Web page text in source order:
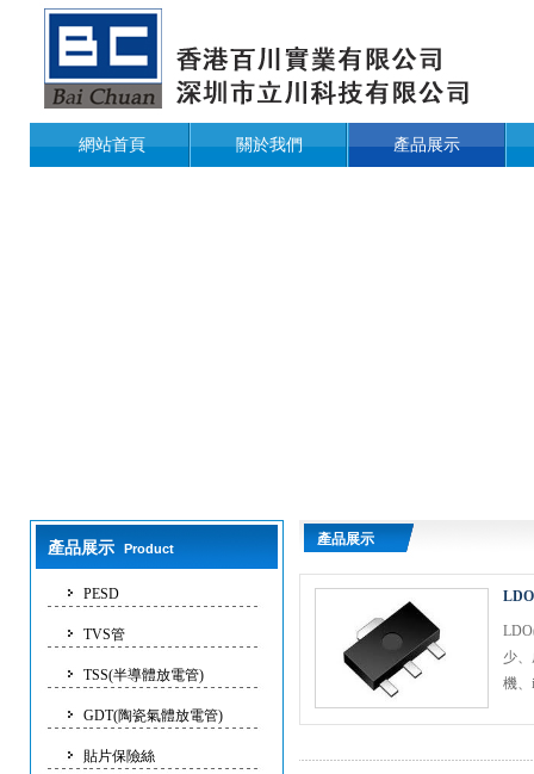
網站首頁 關於我們 產品展示
產品展示 Product
PESD
TVS管
TSS(半導體放電管)
GDT(陶瓷氣體放電管)
貼片保險絲
產品展示
少
機